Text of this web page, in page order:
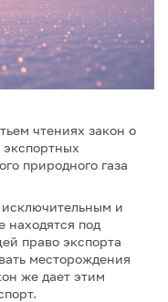
чтениях закон о
природного газа
исключительным и
находятся под
право экспорта
месторождения
же дает этим